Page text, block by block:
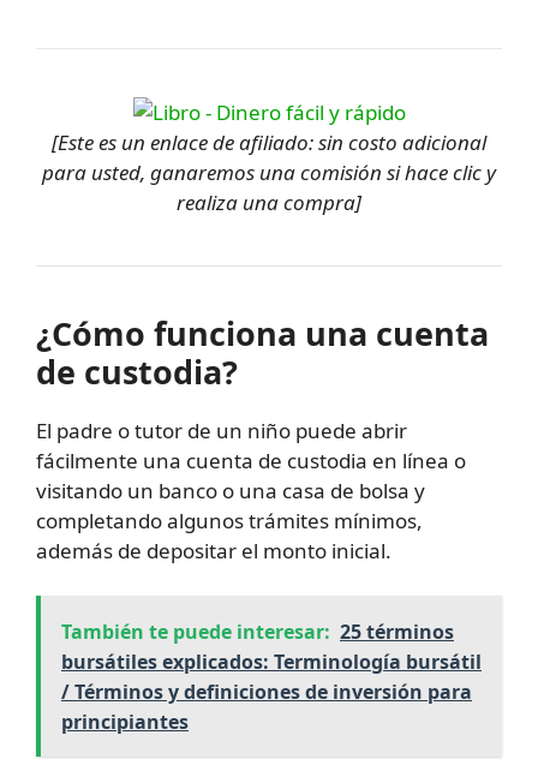
[Este es un enlace de afiliado: sin costo adicional
para usted, ganaremos una comisión si hace clic y
realiza una compra]
¿Cómo funciona una cuenta
de custodia?
El padre o tutor de un niño puede abrir
fácilmente una cuenta de custodia en línea o
visitando un banco o una casa de bolsa y
completando algunos trámites mínimos,
además de depositar el monto inicial.
También te puede interesar: 25 términos
bursátiles explicados: Terminología bursátil
/ Términos y definiciones de inversión para
principiantes